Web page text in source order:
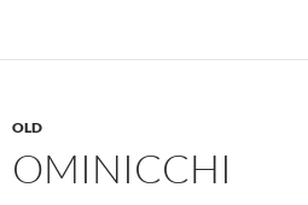
OLD
OMINICCHI